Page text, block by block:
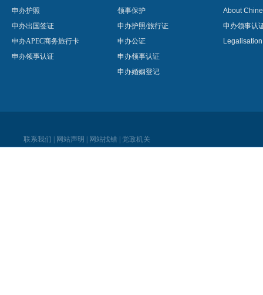
申办护照
申办出国签证
申办APEC商务旅行卡
申办领事认证
领事保护
申办护照/旅行证
申办公证
申办领事认证
申办婚姻登记
About
申办领事认
联系我们 网站声明 网站找错 党政机关